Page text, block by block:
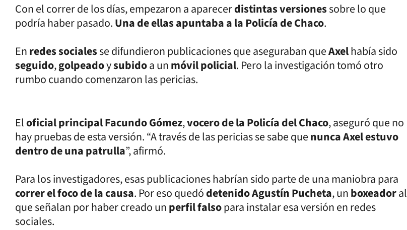
Con el correr de los días, empezaron a aparecerdistintas versionessobre lo que
podría haber pasado.Una de ellas apuntaba a la Policía de Chaco.
Enredes socialesse difundieron publicaciones que aseguraban queAxelhabía sido
seguido,golpeadoysubidoa unmóvil policial. Pero la investigación tomó otro
rumbo cuando comenzaron las pericias.
Eloficial principal Facundo Gómez,vocero de la Policía del Chaco, aseguró que no
hay pruebas de esta versión. “A través de las pericias se sabe quenunca Axel estuvo
dentro de una patrulla”, afirmó.
Para los investigadores, esas publicaciones habrían sido parte de una maniobra para
correr el foco de la causa. Por eso quedódetenido Agustín Pucheta, unboxeadoral
que señalan por haber creado unperfil falsopara instalar esa versión en redes
sociales.